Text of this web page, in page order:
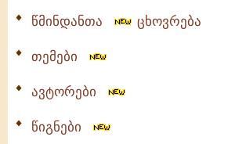
წმინდანთა ცხოვრება
თემები
ავტორები
წიგნები